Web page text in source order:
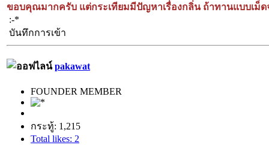
ขอบคุณมากครับ แต่กระเทียมมีปัญหาเรื่องกลิ่น ถ้าทานแบบเม็ด
:-*
บันทึกการเข้า
pakawat
FOUNDER MEMBER
กระทู้: 1,215
Total likes: 2